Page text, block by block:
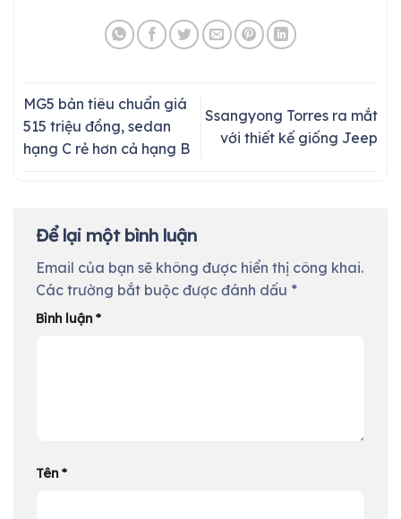
MG5 bản tiêu chuẩn giá
515 triệu đồng, sedan
hạng C rẻ hơn cả hạng B
Ssangyong Torres ra mắt
với thiết kế giống Jeep
Để lại một bình luận
Email của bạn sẽ không được hiển thị công khai.
Các trường bắt buộc được đánh dấu *
Bình luận *
Tên *